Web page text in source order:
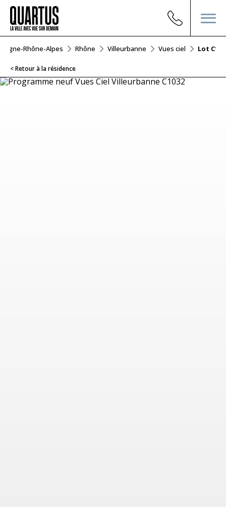
Rhône-Alpes Rhône Villeurbanne Vues ciel Lot
< Retour à la résidence